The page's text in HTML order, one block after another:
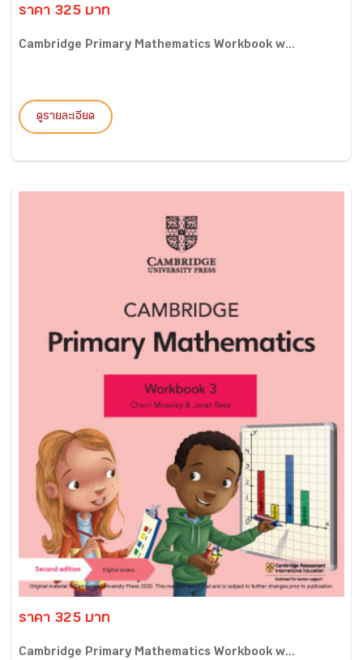
ราคา 325 บาท
Cambridge Primary Mathematics Workbook w...
ดูรายละเอียด
ราคา 325 บาท
Cambridge Primary Mathematics Workbook w...